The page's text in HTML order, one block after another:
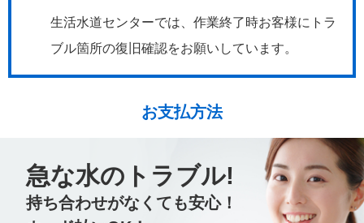
生活水道センターでは、作業終了時お客様にトラ
ブル箇所の復旧確認をお願いしています。
お支払方法
急な水のトラブル!
持ち合わせがなくても安心！